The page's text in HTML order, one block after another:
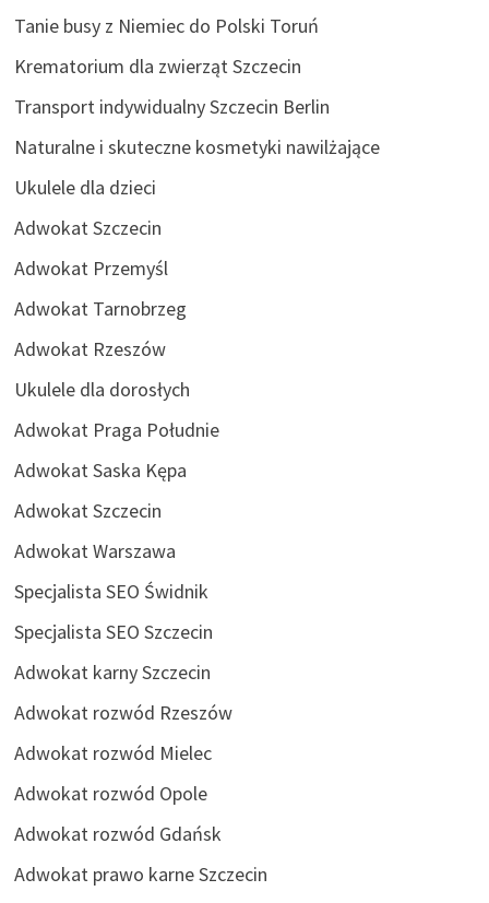
Tanie busy z Niemiec do Polski Toruń
Krematorium dla zwierząt Szczecin
Transport indywidualny Szczecin Berlin
Naturalne i skuteczne kosmetyki nawilżające
Ukulele dla dzieci
Adwokat Szczecin
Adwokat Przemyśl
Adwokat Tarnobrzeg
Adwokat Rzeszów
Ukulele dla dorosłych
Adwokat Praga Południe
Adwokat Saska Kępa
Adwokat Szczecin
Adwokat Warszawa
Specjalista SEO Świdnik
Specjalista SEO Szczecin
Adwokat karny Szczecin
Adwokat rozwód Rzeszów
Adwokat rozwód Mielec
Adwokat rozwód Opole
Adwokat rozwód Gdańsk
Adwokat prawo karne Szczecin